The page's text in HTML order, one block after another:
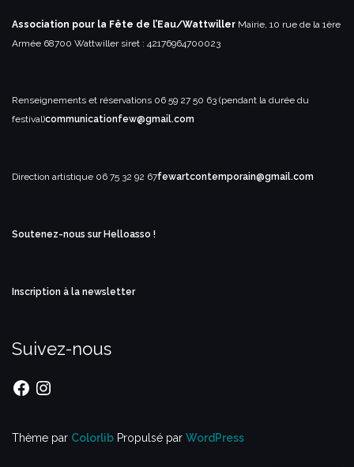
Association pour la Fête de l’Eau/Wattwiller Mairie, 10 rue de la 1ère
Armée 68700 Wattwillersiret : 42176964700023
Renseignements et réservations 06 59 27 50 63 (pendant la durée du
festival)communicationfew@gmail.com
Direction artistique 06 75 32 92 67fewartcontemporain@gmail.com
Soutenez-nous sur Helloasso !
Inscription à la newsletter
Suivez-nous
FacebookInstagram
Thème par Colorlib Propulsé par WordPress